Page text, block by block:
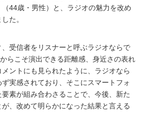
44歳・男性）と、ラジオの魅力を改め
た。
受信者をリスナーと呼ぶラジオならで
らこそ演出できる距離感、身近さの表れ
ントにも見られたように、ラジオなら
実感されており、そこにスマートフォ
素が組み合わさることで、今後、新た
、改めて明らかになった結果と言える